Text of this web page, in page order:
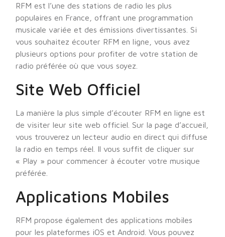
RFM est l’une des stations de radio les plus
populaires en France, offrant une programmation
musicale variée et des émissions divertissantes. Si
vous souhaitez écouter RFM en ligne, vous avez
plusieurs options pour profiter de votre station de
radio préférée où que vous soyez.
Site Web Officiel
La manière la plus simple d’écouter RFM en ligne est
de visiter leur site web officiel. Sur la page d’accueil,
vous trouverez un lecteur audio en direct qui diffuse
la radio en temps réel. Il vous suffit de cliquer sur
« Play » pour commencer à écouter votre musique
préférée.
Applications Mobiles
RFM propose également des applications mobiles
pour les plateformes iOS et Android. Vous pouvez